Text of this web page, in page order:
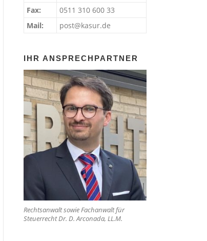
Fax:
0511 310 600 33
Mail:
post@kasur.de
IHR ANSPRECHPARTNER
Rechtsanwalt sowie Fachanwalt für
Steuerrecht Dr. D. Arconada, LL.M.